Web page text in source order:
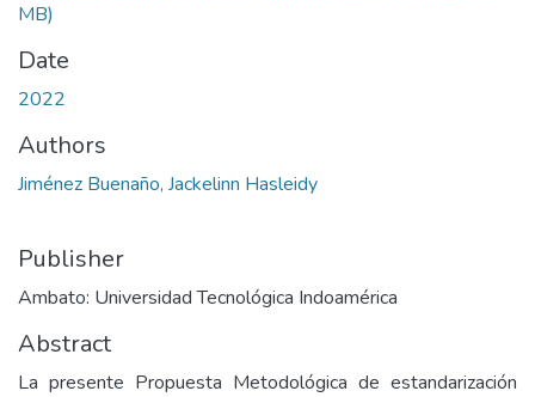
MB)
Date
2022
Authors
Jiménez Buenaño, Jackelinn Hasleidy
Publisher
Ambato: Universidad Tecnológica Indoamérica
Abstract
La presente Propuesta Metodológica de estandarización